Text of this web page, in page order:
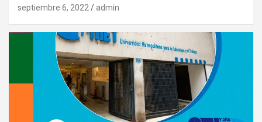
septiembre 6, 2022 admin